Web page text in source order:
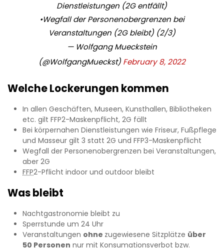
Dienstleistungen (2G entfällt)
•Wegfall der Personenobergrenzen bei
Veranstaltungen (2G bleibt) (2/3)
— Wolfgang Mueckstein
(@WolfgangMueckst) February 8, 2022
Welche Lockerungen kommen
In allen Geschäften, Museen, Kunsthallen, Bibliotheken
etc. gilt FFP2-Maskenpflicht, 2G fällt
Bei körpernahen Dienstleistungen wie Friseur, Fußpflege
und Masseur gilt 3 statt 2G und FFP3-Maskenpflicht
Wegfall der Personenobergrenzen bei Veranstaltungen,
aber 2G
FFP2-Pflicht indoor und outdoor bleibt
Was bleibt
Nachtgastronomie bleibt zu
Sperrstunde um 24 Uhr
Veranstaltungen ohne zugewiesene Sitzplätze über
50 Personen nur mit Konsumationsverbot bzw.